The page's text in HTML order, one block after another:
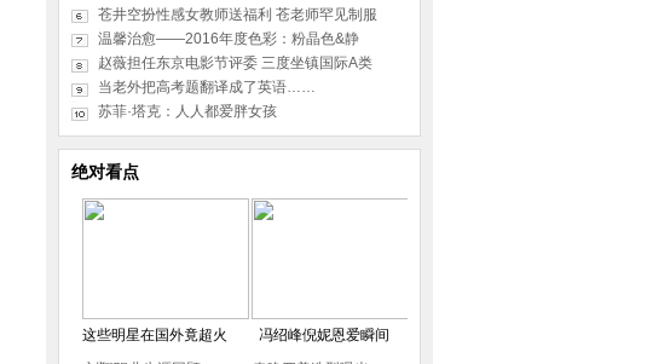
苍井空扮性感女教师送福利 苍老师罕见制服
温馨治愈——2016年度色彩：粉晶色&静
赵薇担任东京电影节评委 三度坐镇国际A类
当老外把高考题翻译成了英语……
苏菲·塔克：人人都爱胖女孩
绝对看点
这些明星在国外竟超火
冯绍峰倪妮恩爱瞬间